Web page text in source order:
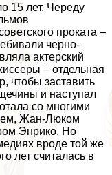
15 лет. Череду
проката –
черно-
актерский
– отдельная
чтобы заставить
и наступал
со многими
Жан-Люком
Энрико. Но
вроде той же
лет считалась в